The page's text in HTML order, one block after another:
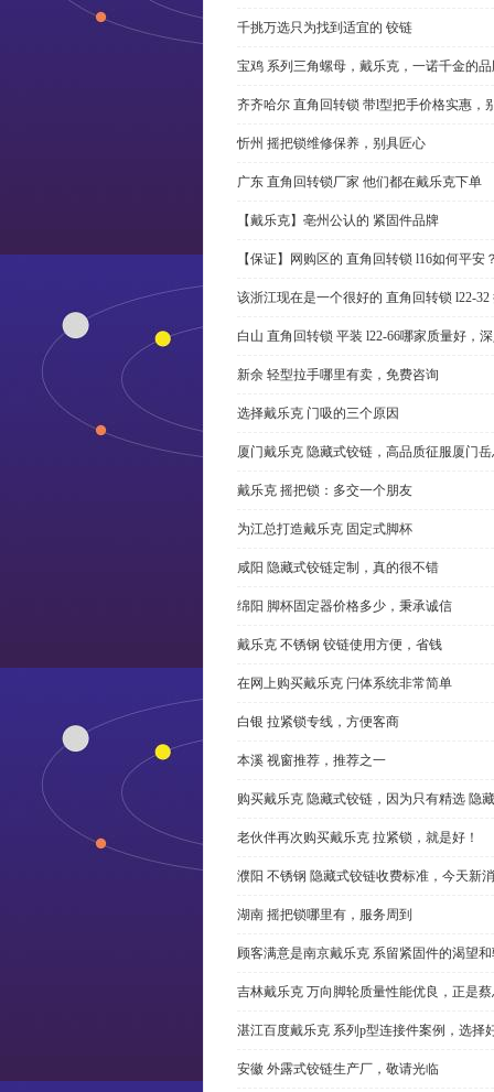
千挑万选只为找到适宜的 铰链
宝鸡 系列三角螺母，戴乐克，一诺千金的
齐齐哈尔 直角回转锁 带l型把手价格实惠，
忻州 摇把锁维修保养，别具匠心
广东 直角回转锁厂家 他们都在戴乐克下单
【戴乐克】亳州公认的 紧固件品牌
【保证】网购区的 直角回转锁 l16如何平安
该浙江现在是一个很好的 直角回转锁 l22-
白山 直角回转锁 平装 l22-66哪家质量好，
新余 轻型拉手哪里有卖，免费咨询
选择戴乐克 门吸的三个原因
厦门戴乐克 隐藏式铰链，高品质征服厦门
戴乐克 摇把锁：多交一个朋友
为江总打造戴乐克 固定式脚杯
咸阳 隐藏式铰链定制，真的很不错
绵阳 脚杯固定器价格多少，秉承诚信
戴乐克 不锈钢 铰链使用方便，省钱
在网上购买戴乐克 闩体系统非常简单
白银 拉紧锁专线，方便客商
本溪 视窗推荐，推荐之一
购买戴乐克 隐藏式铰链，因为只有精选 隐
老伙伴再次购买戴乐克 拉紧锁，就是好！
濮阳 不锈钢 隐藏式铰链收费标准，今天新
湖南 摇把锁哪里有，服务周到
顾客满意是南京戴乐克 系留紧固件的渴望
吉林戴乐克 万向脚轮质量性能优良，正是
湛江百度戴乐克 系列p型连接件案例，选择
安徽 外露式铰链生产厂，敬请光临